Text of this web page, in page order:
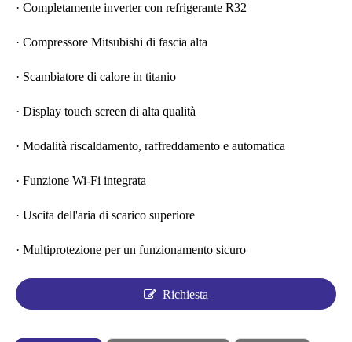
· Completamente inverter con refrigerante R32
· Compressore Mitsubishi di fascia alta
· Scambiatore di calore in titanio
· Display touch screen di alta qualità
· Modalità riscaldamento, raffreddamento e automatica
· Funzione Wi-Fi integrata
· Uscita dell'aria di scarico superiore
· Multiprotezione per un funzionamento sicuro
Richiesta